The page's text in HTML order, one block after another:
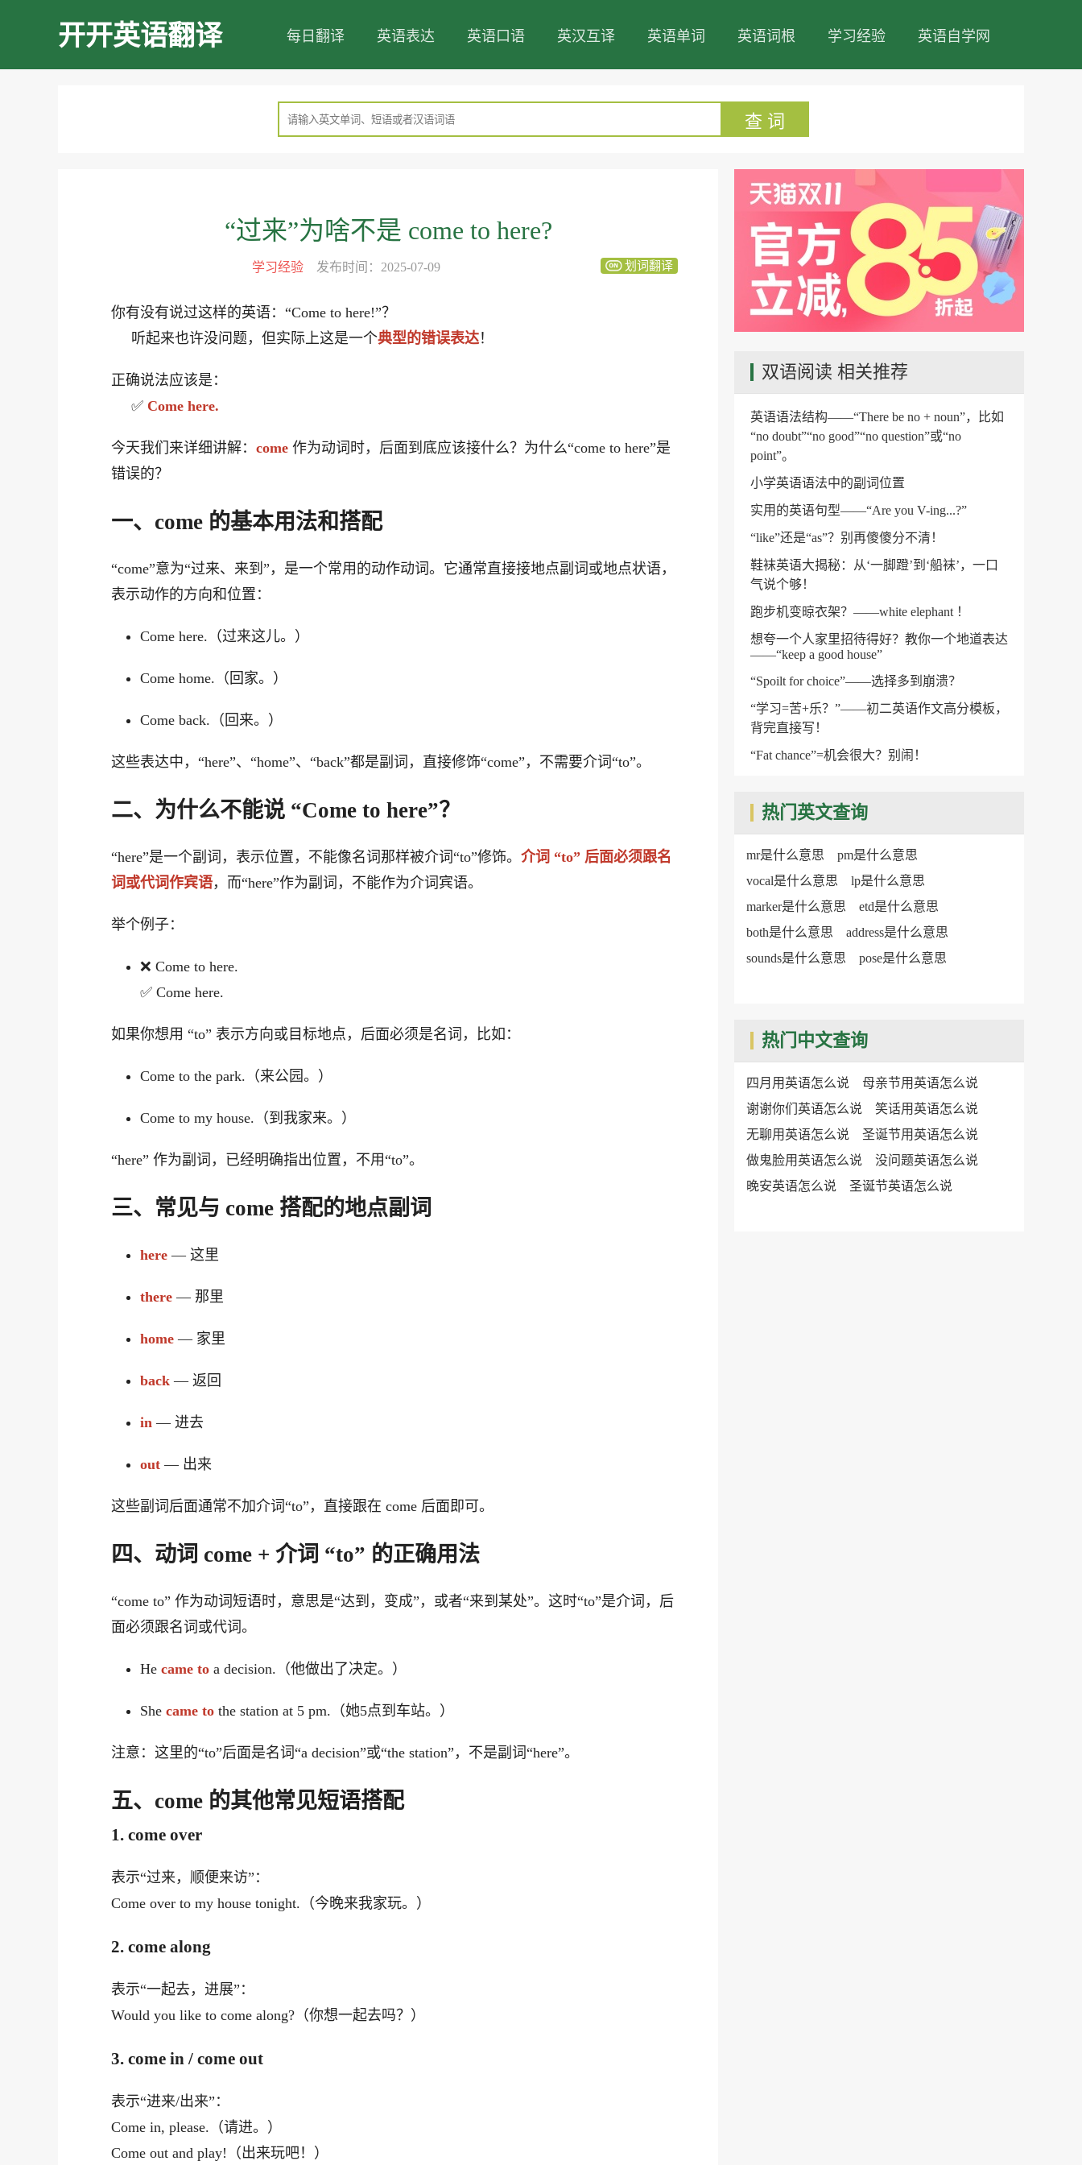
开开英语翻译 每日翻译 英语表达 英语口语 英汉互译 英语单词 英语词根 学习经验 英语自学网
查 词
“过来”为啥不是 come to here?
学习经验 发布时间：2025-07-09 划词翻译
你有没有说过这样的英语：“Come to here!”？
听起来也许没问题，但实际上这是一个典型的错误表达！
正确说法应该是：
✅ Come here.
今天我们来详细讲解： come 作为动词时，后面到底应该接什么？为什么“come to here”是
错误的？
一、come 的基本用法和搭配
“come”意为“过来、来到”，是一个常用的动作动词。它通常直接接地点副词或地点状语，
表示动作的方向和位置：
Come here.（过来这儿。）
Come home.（回家。）
Come back.（回来。）
这些表达中，“here”、“home”、“back”都是副词，直接修饰“come”，不需要介词“to”。
二、为什么不能说 “Come to here”？
“here”是一个副词，表示位置，不能像名词那样被介词“to”修饰。 介词 “to” 后面必须跟名
词或代词作宾语，而“here”作为副词，不能作为介词宾语。
举个例子：
❌ Come to here.
✅ Come here.
如果你想用 “to” 表示方向或目标地点，后面必须是名词，比如：
Come to the park.（来公园。）
Come to my house.（到我家来。）
“here” 作为副词，已经明确指出位置，不用“to”。
三、常见与 come 搭配的地点副词
here — 这里
there — 那里
home — 家里
back — 返回
in — 进去
out — 出来
这些副词后面通常不加介词“to”，直接跟在 come 后面即可。
四、动词 come + 介词 “to” 的正确用法
“come to” 作为动词短语时，意思是“达到，变成”，或者“来到某处”。这时“to”是介词，后
面必须跟名词或代词。
He came to a decision.（他做出了决定。）
She came to the station at 5 pm.（她5点到车站。）
注意：这里的“to”后面是名词“a decision”或“the station”，不是副词“here”。
五、come 的其他常见短语搭配
1. come over
表示“过来，顺便来访”：
Come over to my house tonight.（今晚来我家玩。）
2. come along
表示“一起去，进展”：
Would you like to come along?（你想一起去吗？）
3. come in / come out
表示“进来/出来”：
Come in, please.（请进。）
Come out and play!（出来玩吧！）
双语阅读 相关推荐
英语语法结构——“There be no + noun”，比如
“no doubt”“no good”“no question”或“no
point”。
小学英语语法中的副词位置
实用的英语句型——“Are you V-ing...?”
“like”还是“as”？别再傻傻分不清！
鞋袜英语大揭秘：从‘一脚蹬’到‘船袜’，一口
气说个够！
跑步机变晾衣架？——white elephant ！
想夸一个人家里招待得好？教你一个地道表达
——“keep a good house”
“Spoilt for choice”——选择多到崩溃？
“学习=苦+乐？”——初二英语作文高分模板，
背完直接写！
“Fat chance”=机会很大？别闹！
热门英文查询
mr是什么意思
pm是什么意思
vocal是什么意思
lp是什么意思
marker是什么意思
etd是什么意思
both是什么意思
address是什么意思
sounds是什么意思
pose是什么意思
热门中文查询
四月用英语怎么说
母亲节用英语怎么说
谢谢你们英语怎么说
笑话用英语怎么说
无聊用英语怎么说
圣诞节用英语怎么说
做鬼脸用英语怎么说
没问题英语怎么说
晚安英语怎么说
圣诞节英语怎么说